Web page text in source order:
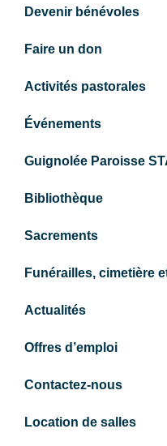
Devenir bénévoles
Faire un don
Activités pastorales
Événements
Guignolée Paroisse
Bibliothèque
Sacrements
Funérailles, cimetière
Actualités
Offres d’emploi
Contactez-nous
Location de salles